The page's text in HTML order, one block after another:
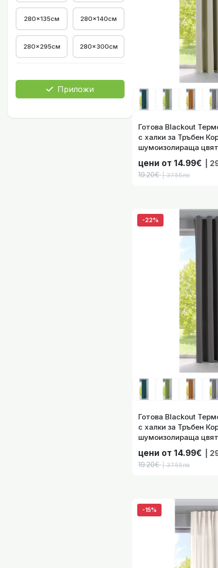
280×135см 280×140см
280×295см 280×300см
Приложи
Готова Blackout
с халки за Тръбен
шумоизолираща
Размера, код-
цени от 14.99€ |
19.20€ | 37.55лв
-22%
Готова Blackout
с халки за Тръбен
шумоизолираща
Размера, код-
цени от 14.99€ |
19.20€ | 37.55лв
-15%
Готова Blackout
Готова Blackout
Готова
Готова
Готова завеса
Готова